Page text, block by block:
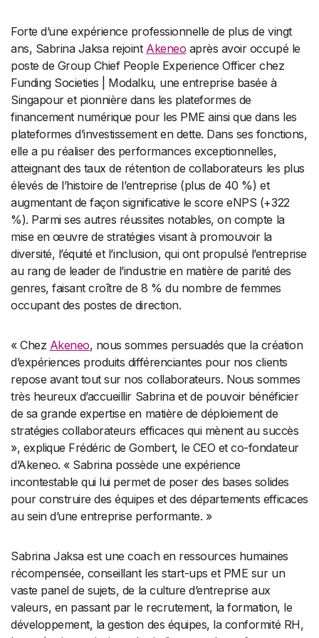
Forte d’une expérience professionnelle de plus de vingt
ans, Sabrina Jaksa rejoint Akeneo après avoir occupé le
poste de Group Chief People Experience Officer chez
Funding Societies | Modalku, une entreprise basée à
Singapour et pionnière dans les plateformes de
financement numérique pour les PME ainsi que dans les
plateformes d’investissement en dette. Dans ses fonctions,
elle a pu réaliser des performances exceptionnelles,
atteignant des taux de rétention de collaborateurs les plus
élevés de l’histoire de l’entreprise (plus de 40 %) et
augmentant de façon significative le score eNPS (+322
%). Parmi ses autres réussites notables, on compte la
mise en œuvre de stratégies visant à promouvoir la
diversité, l’équité et l’inclusion, qui ont propulsé l’entreprise
au rang de leader de l’industrie en matière de parité des
genres, faisant croître de 8 % du nombre de femmes
occupant des postes de direction.
« Chez Akeneo, nous sommes persuadés que la création
d’expériences produits différenciantes pour nos clients
repose avant tout sur nos collaborateurs. Nous sommes
très heureux d’accueillir Sabrina et de pouvoir bénéficier
de sa grande expertise en matière de déploiement de
stratégies collaborateurs efficaces qui mènent au succès
», explique Frédéric de Gombert, le CEO et co-fondateur
d’Akeneo. « Sabrina possède une expérience
incontestable qui lui permet de poser des bases solides
pour construire des équipes et des départements efficaces
au sein d’une entreprise performante. »
Sabrina Jaksa est une coach en ressources humaines
récompensée, conseillant les start-ups et PME sur un
vaste panel de sujets, de la culture d’entreprise aux
valeurs, en passant par le recrutement, la formation, le
développement, la gestion des équipes, la conformité RH,